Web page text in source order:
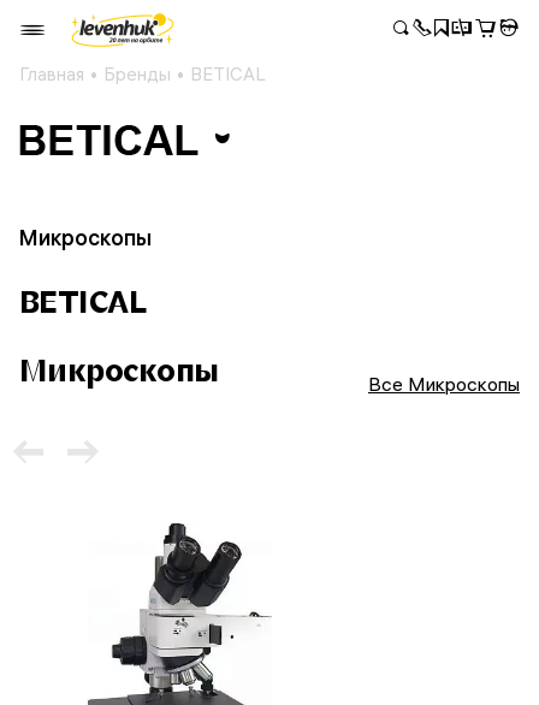
Главная Бренды BETICAL
Микроскопы
BETICAL
Микроскопы
Все Микроскопы